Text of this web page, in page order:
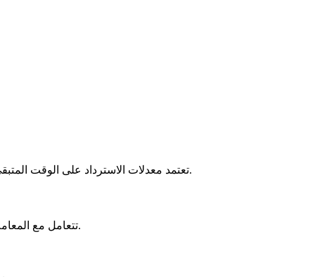
تعتمد معدلات الاسترداد على الوقت المتبقي والمبلغ. يمكن للأرصدة المتبقية لها 12+ شهرًا أن تسترد 60-70%. الأرصدة التي تنتهي صلاحيتها خلال 30 يومًا يصعب العثور على مشترين لها.
تتعامل مع المعاملات من خلال عمليات محمية بحساب ضمان تحترم سياسات الموفر.